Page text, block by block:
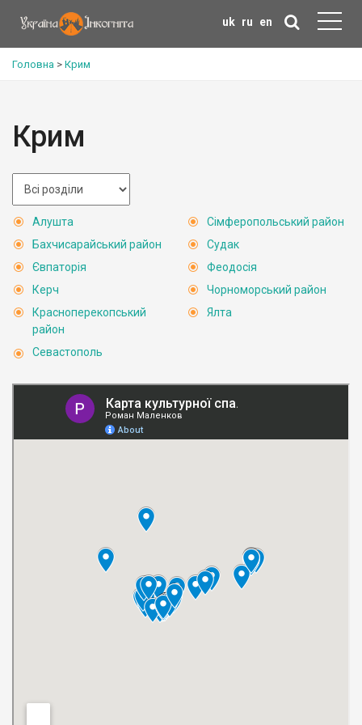
uk ru en
Головна > Крим
Крим
Алушта
Бахчисарайський район
Євпаторія
Керч
Красноперекопський
район
Севастополь
Сімферопольський район
Судак
Феодосія
Чорноморський район
Ялта